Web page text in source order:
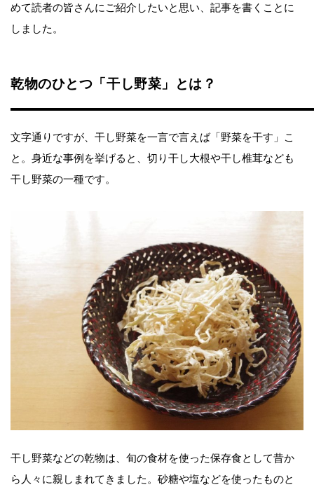
めて読者の皆さんにご紹介したいと思い、記事を書くことに
しました。
乾物のひとつ「干し野菜」とは？
文字通りですが、干し野菜を一言で言えば「野菜を干す」こ
と。身近な事例を挙げると、切り干し大根や干し椎茸なども
干し野菜の一種です。
干し野菜などの乾物は、旬の食材を使った保存食として昔か
ら人々に親しまれてきました。砂糖や塩などを使ったものと